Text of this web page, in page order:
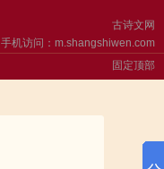
手机访问：m.shangshiwen.com
古诗文网
固定顶部